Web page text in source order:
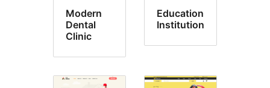
Modern
Dental
Clinic
Education
Institution